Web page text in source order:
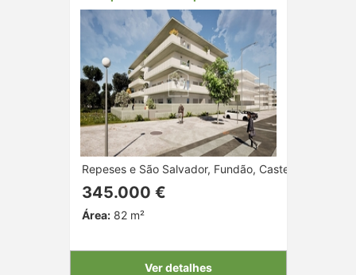
Repeses e São Salvador, Fundão, Castelo Branco
345.000 €
Área:82 m²
Ver detalhes